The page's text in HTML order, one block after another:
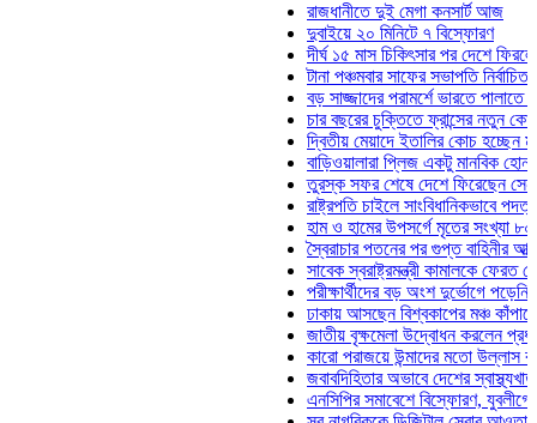
রাজধানীতে দুই মেগা কনসার্ট আজ
দুবাইয়ে ২০ মিনিটে ৭ বিস্ফোরণ
দীর্ঘ ১৫ মাস চিকিৎসার পর দেশে ফিরলেন
টানা পঞ্চমবার সাফের সভাপতি নির্বাচিত কাজী
বড় সাজ্জাদের পরামর্শে ভারতে পালাতে
চার বছরের চুক্তিতে ফ্রান্সের নতুন কোচ জিদান
দ্বিতীয় মেয়াদে ইতালির কোচ হচ্ছেন মানচিনি
বাড়িওয়ালারা প্লিজ একটু মানবিক হোন: মনিরা
তুরস্ক সফর শেষে দেশে ফিরেছেন সেনাপ্রধান
রাষ্ট্রপতি চাইলে সাংবিধানিকভাবে পদত্যাগ
হাম ও হামের উপসর্গে মৃতের সংখ্যা ৮০০ ছাড়াল
স্বৈরাচার পতনের পর গুপ্ত বাহিনীর আত্মপ্রকাশ:
সাবেক স্বরাষ্ট্রমন্ত্রী কামালকে ফেরত চেয়ে
পরীক্ষার্থীদের বড় অংশ দুর্ভোগে পড়েনি: ড.
ঢাকায় আসছেন বিশ্বকাপের মঞ্চ কাঁপানো সেই
জাতীয় বৃক্ষমেলা উদ্বোধন করলেন প্রধানমন্ত্রী
কারো পরাজয়ে উন্মাদের মতো উল্লাস করতে হয়
জবাবদিহিতার অভাবে দেশের স্বাস্থ্যখাত নানা
এনসিপির সমাবেশে বিস্ফোরণ, যুবলীগের দুই